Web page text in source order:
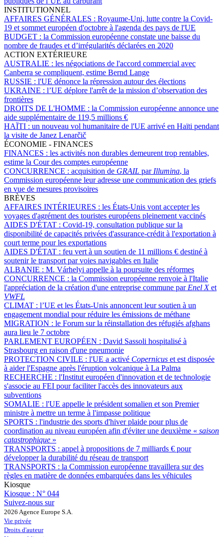
INSTITUTIONNEL
AFFAIRES GÉNÉRALES : Royaume-Uni, lutte contre la Covid-
19 et sommet européen d'octobre à l'agenda des pays de l'UE
BUDGET : la Commission européenne constate une baisse du
nombre de fraudes et d’irrégularités déclarées en 2020
ACTION EXTÉRIEURE
AUSTRALIE : les négociations de l'accord commercial avec
Canberra se compliquent, estime Bernd Lange
RUSSIE : l'UE dénonce la répression autour des élections
UKRAINE : l’UE déplore l'arrêt de la mission d’observation des
frontières
DROITS DE L'HOMME : la Commission européenne annonce une
aide supplémentaire de 119,5 millions €
HAÏTI : un nouveau vol humanitaire de l'UE arrivé en Haïti pendant
la visite de Janez Lenarčič
ÉCONOMIE - FINANCES
FINANCES : les activités non durables demeurent trop rentables,
estime la Cour des comptes européenne
CONCURRENCE : acquisition de GRAIL par Illumina, la
Commission européenne leur adresse une communication des griefs
en vue de mesures provisoires
BRÈVES
AFFAIRES INTÉRIEURES : les États-Unis vont accepter les
voyages d'agrément des touristes européens pleinement vaccinés
AIDES D'ÉTAT : Covid-19, consultation publique sur la
disponibilité de capacités privées d'assurance-crédit à l'exportation à
court terme pour les exportations
AIDES D'ÉTAT : feu vert à un soutien de 11 millions € destiné à
soutenir le transport par voies navigables en Italie
ALBANIE : M. Várhelyi appelle à la poursuite des réformes
CONCURRENCE : la Commission européenne renvoie à l'Italie
l'appréciation de la création d'une entreprise commune par Enel Xet
VWFL
CLIMAT : l’UE et les États-Unis annoncent leur soutien à un
engagement mondial pour réduire les émissions de méthane
MIGRATION : le Forum sur la réinstallation des réfugiés afghans
aura lieu le 7 octobre
PARLEMENT EUROPÉEN : David Sassoli hospitalisé à
Strasbourg en raison d'une pneumonie
PROTECTION CIVILE : l'UE a activé Copernicus et est disposée
à aider l'Espagne après l'éruption volcanique à La Palma
RECHERCHE : l'Institut européen d'innovation et de technologie
s'associe au FEI pour faciliter l'accès des innovateurs aux
subventions
SOMALIE : l'UE appelle le président somalien et son Premier
ministre à mettre un terme à l'impasse politique
SPORTS : l'industrie des sports d'hiver plaide pour plus de
coordination au niveau européen afin d'éviter une deuxième « saison
catastrophique »
TRANSPORTS : appel à propositions de 7 milliards € pour
développer la durabilité du réseau de transport
TRANSPORTS : la Commission européenne travaillera sur des
règles en matière de données embarquées dans les véhicules
Kiosque
Kiosque : N° 044
Suivez-nous sur
2026 Agence Europe S.A.
Vie privée
Droits d'auteur